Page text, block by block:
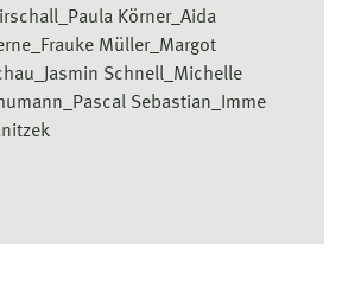
Körner_Aida
Müller_Margot
Schnell_Michelle
Sebastian_Imme